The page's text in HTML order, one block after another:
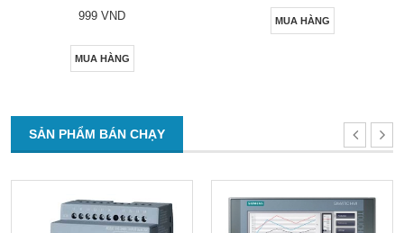
999 VND
MUA HÀNG
MUA HÀNG
SẢN PHẨM BÁN CHẠY